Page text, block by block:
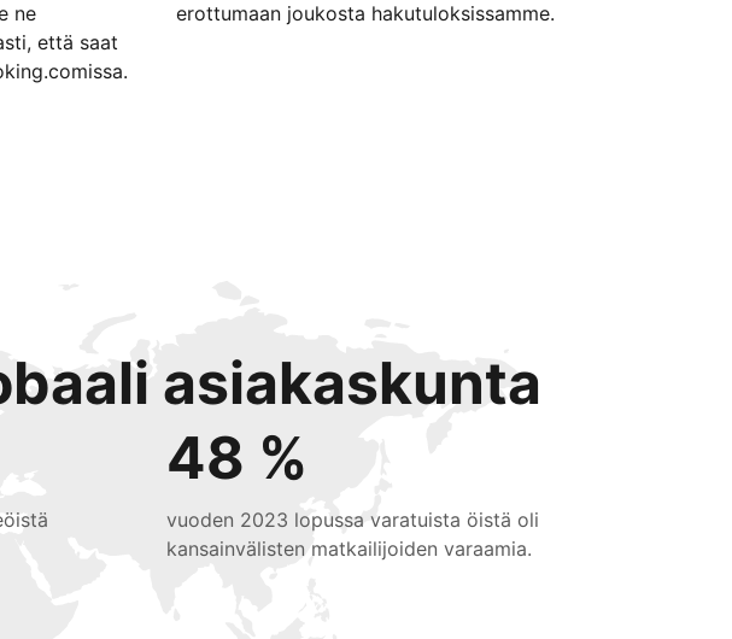
ne
että saat
erottumaan joukosta hakutuloksissamme.
asiakaskunta
48 %
vuoden 2023 lopussa varatuista öistä oli
kansainvälisten matkailijoiden varaamia.